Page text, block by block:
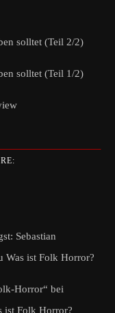
solltet (Teil 2/2)
solltet (Teil 1/2)
Sebastian
Was ist Folk Horror?
Horror“ bei
ist Folk Horror?